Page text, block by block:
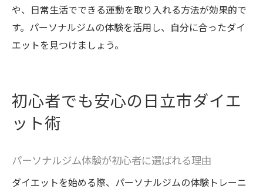
や、日常生活でできる運動を取り入れる方法が効果的で
す。パーソナルジムの体験を活用し、自分に合ったダイ
エットを見つけましょう。
初心者でも安心の日立市ダイエ
ット術
パーソナルジム体験が初心者に選ばれる理由
ダイエットを始める際、パーソナルジムの体験トレーニ